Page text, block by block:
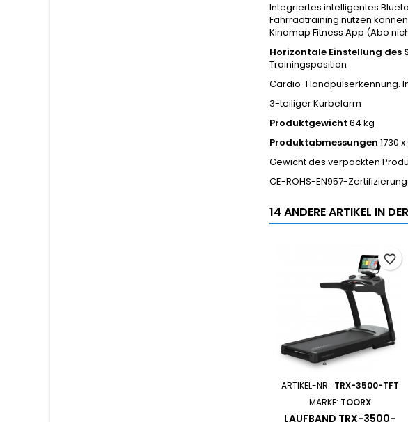
Integriertes intelligentes
Fahrradtraining nutzen
Kinomap Fitness App (Abo
Horizontale Einstellung des
Trainingsposition
Cardio-Handpulserkennung.
3-teiliger Kurbelarm
Produktgewicht 64 kg
Produktabmessungen 1730
Gewicht des verpackten
CE-ROHS-EN957-
14 ANDERE ARTIKEL IN
ARTIKEL-NR.: TRX-3500-TFT
MARKE: TOORX
LAUFBAND TRX-3500-
favorite_border